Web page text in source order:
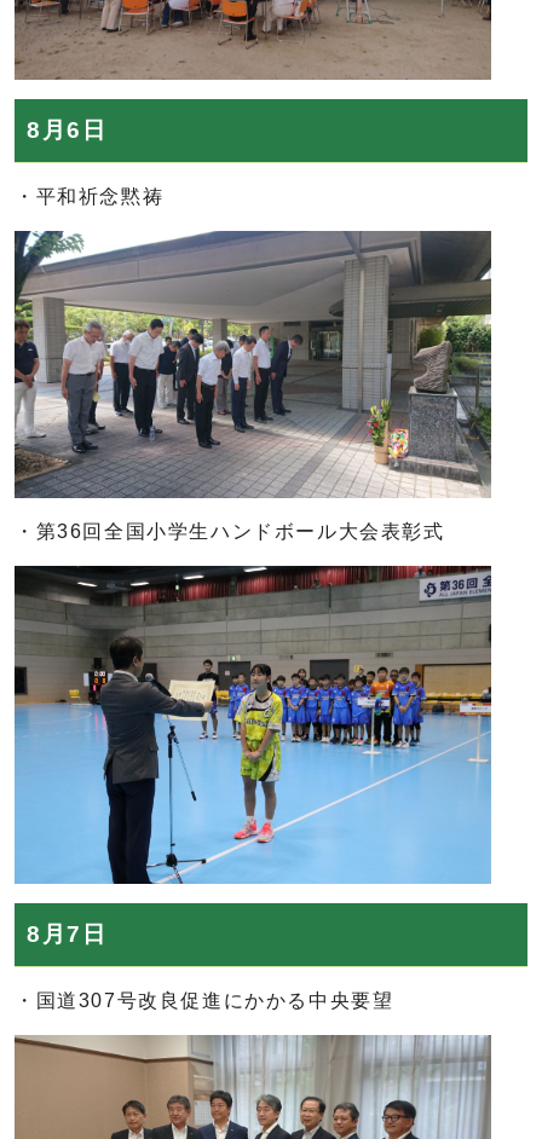
8月6日
・平和祈念黙祷
・第36回全国小学生ハンドボール大会表彰式
8月7日
・国道307号改良促進にかかる中央要望